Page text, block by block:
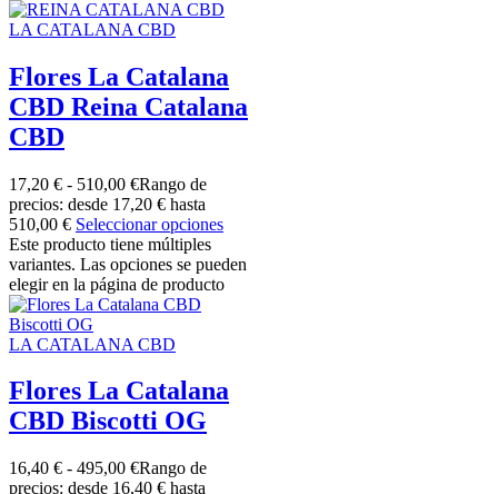
LA CATALANA CBD
Flores La Catalana
CBD Reina Catalana
CBD
17,20 € - 510,00 €Rango de
precios: desde 17,20 € hasta
510,00 € Seleccionar opciones
Este producto tiene múltiples
variantes. Las opciones se pueden
elegir en la página de producto
LA CATALANA CBD
Flores La Catalana
CBD Biscotti OG
16,40 € - 495,00 €Rango de
precios: desde 16,40 € hasta